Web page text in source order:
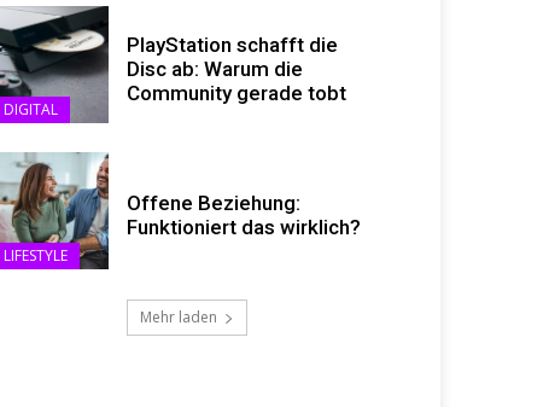
DIGITAL
PlayStation schafft die
Disc ab: Warum die
Community gerade tobt
LIFESTYLE
Offene Beziehung:
Funktioniert das wirklich?
Mehr laden